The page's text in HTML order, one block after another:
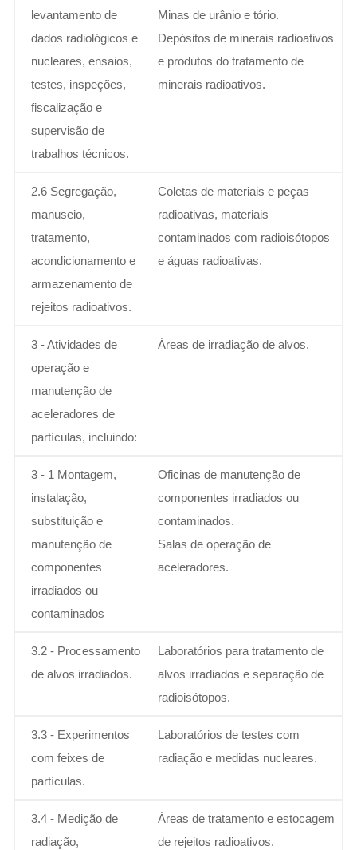
levantamento de
dados radiológicos e
nucleares, ensaios,
testes, inspeções,
fiscalização e
supervisão de
trabalhos técnicos.
Minas de urânio e tório.
Depósitos de minerais radioativos
e produtos do tratamento de
minerais radioativos.
2.6 Segregação,
manuseio,
tratamento,
acondicionamento e
armazenamento de
rejeitos radioativos.
Coletas de materiais e peças
radioativas, materiais
contaminados com radioisótopos
e águas radioativas.
3 - Atividades de
operação e
manutenção de
aceleradores de
partículas, incluindo:
Áreas de irradiação de alvos.
3 - 1 Montagem,
instalação,
substituição e
manutenção de
componentes
irradiados ou
contaminados
Oficinas de manutenção de
componentes irradiados ou
contaminados.
Salas de operação de
aceleradores.
3.2 - Processamento
de alvos irradiados.
Laboratórios para tratamento de
alvos irradiados e separação de
radioisótopos.
3.3 - Experimentos
com feixes de
partículas.
Laboratórios de testes com
radiação e medidas nucleares.
3.4 - Medição de
radiação,
Áreas de tratamento e estocagem
de rejeitos radioativos.